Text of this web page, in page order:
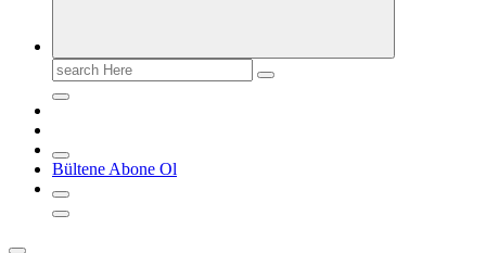
Search
for:
Bültene Abone Ol